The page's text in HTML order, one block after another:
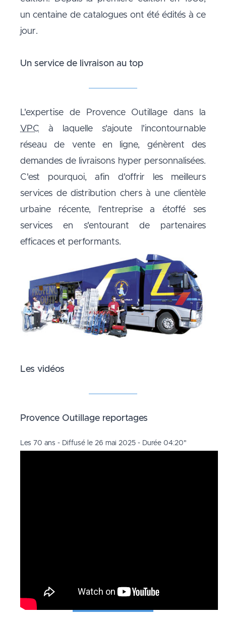
un centaine de catalogues ont été édités à ce
jour.
Un service de livraison au top
L'expertise de Provence Outillage dans la
VPC à laquelle s'ajoute l'incontournable
réseau de vente en ligne, génèrent des
demandes de livraisons hyper personnalisées.
C'est pourquoi, afin d'offrir les meilleurs
services de distribution chers à une clientèle
urbaine récente, l'entreprise a étoffé ses
services en s'entourant de partenaires
efficaces et performants.
Les vidéos
Provence Outillage reportages
Les 70 ans - Diffusé le 26 mai 2025 - Durée 04:20"